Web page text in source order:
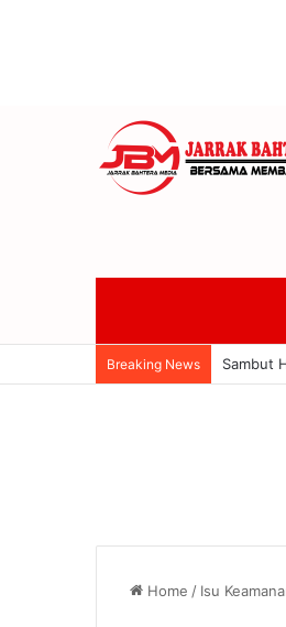
Breaking News Anom
Home / Isu